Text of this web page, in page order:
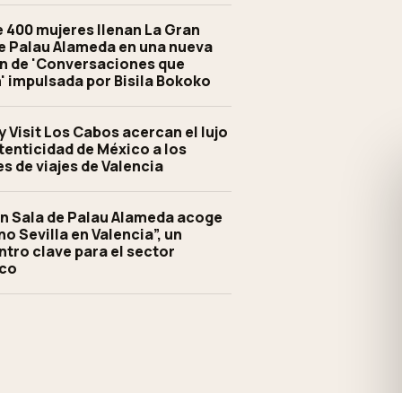
400 mujeres llenan La Gran
Palau Alameda en una nueva
de 'Conversaciones que
impulsada por Bisila Bokoko
Visit Los Cabos acercan el lujo
de México a los
de viajes de Valencia
Sala de Palau Alameda acoge
Sevilla en Valencia”, un
clave para el sector